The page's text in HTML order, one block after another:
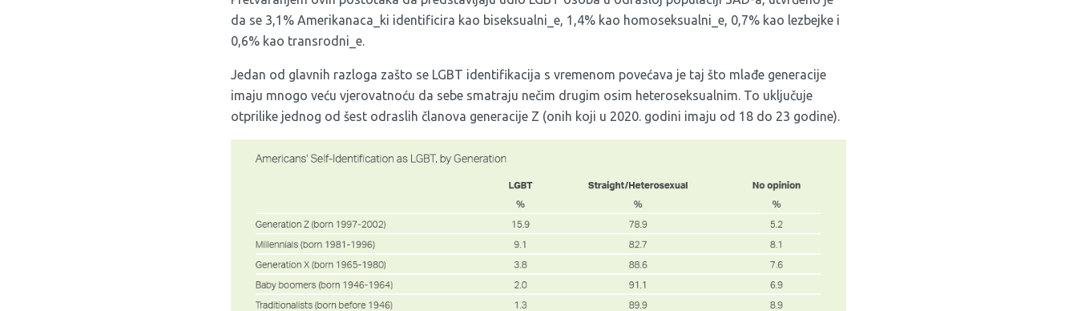
da se 3,1% Amerikanaca_ki identificira kao biseksualni_e, 1,4% kao homoseksualni_e, 0,7% kao lezbejke i
0,6% kao transrodni_e.
Jedan od glavnih razloga zašto se LGBT identifikacija s vremenom povećava je taj što mlađe generacije
imaju mnogo veću vjerovatnoću da sebe smatraju nečim drugim osim heteroseksualnim. To uključuje
otprilike jednog od šest odraslih članova generacije Z (onih koji u 2020. godini imaju od 18 do 23 godine).